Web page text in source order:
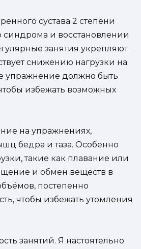
сустава 2 степени
и восстановлении
занятия укрепляют
снижению нагрузки на
упражнение должно быть
избежать возможных
на упражнениях,
бедра и таза. Особенно
такие как плавание или
и обмен веществ в
постепенно
чтобы избежать утомления
занятий. Я настоятельно